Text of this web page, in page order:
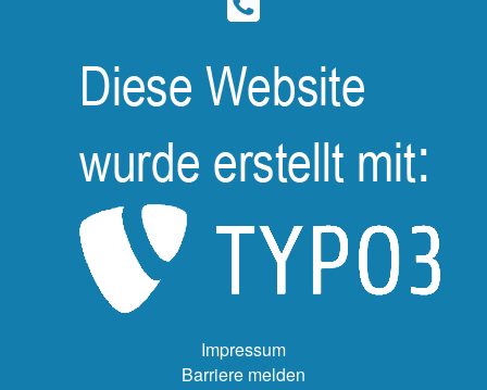
Impressum
Barriere melden